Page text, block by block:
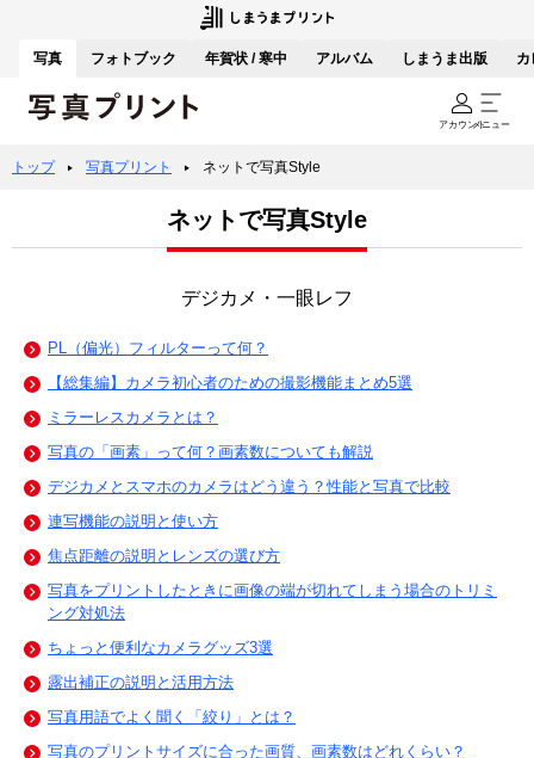
写真 フォトブック 年賀状 / 寒中 アルバム しまうま出版 カ
アカウントメニュー
トップ 写真プリント ネットで写真Style
ネットで写真Style
デジカメ・一眼レフ
PL（偏光）フィルターって何？
【総集編】カメラ初心者のための撮影機能まとめ5選
ミラーレスカメラとは？
写真の「画素」って何？画素数についても解説
デジカメとスマホのカメラはどう違う？性能と写真で比較
連写機能の説明と使い方
焦点距離の説明とレンズの選び方
写真をプリントしたときに画像の端が切れてしまう場合のトリミ
ング対処法
ちょっと便利なカメラグッズ3選
露出補正の説明と活用方法
写真用語でよく聞く「絞り」とは？
写真のプリントサイズに合った画質、画素数はどれくらい？